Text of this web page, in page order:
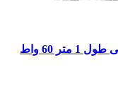
كابل شحن جوى روم تايب سى الى تايب سى طول 1 متر 60 واط